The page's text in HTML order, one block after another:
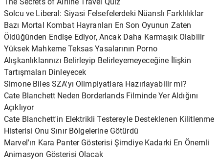
Solcu ve Liberal: Siyasi Felsefelerdeki Nüanslı Farklılıklar
Bazı Mortal Kombat Hayranları En Son Oyunun Zaten
Öldüğünden Endişe Ediyor, Ancak Daha Karmaşık Olabilir
Yüksek Mahkeme Teksas Yasalarının Porno
Alışkanlıklarınızı Belirleyip Belirleyemeyeceğine İlişkin
Tartışmaları Dinleyecek
Simone Biles SZA'yı Olimpiyatlara Hazırlayabilir mi?
Cate Blanchett Neden Borderlands Filminde Yer Aldığını
Açıklıyor
Cate Blanchett'in Elektrikli Testereyle Desteklenen Kilitlenme
Histerisi Onu Sınır Bölgelerine Götürdü
Marvel'ın Kara Panter Gösterisi Şimdiye Kadarki En Önemli
Animasyon Gösterisi Olacak